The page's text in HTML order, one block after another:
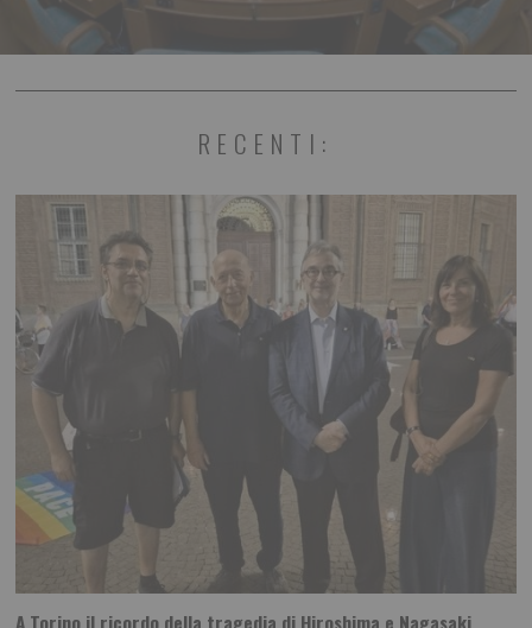
RECENTI:
A Torino il ricordo della tragedia di Hiroshima e Nagasaki